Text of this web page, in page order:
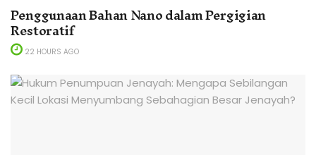
Penggunaan Bahan Nano dalam Pergigian
Restoratif
22 HOURS AGO